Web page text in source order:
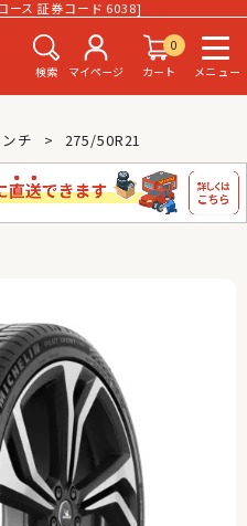
ース 証券コード 6038]
検索 マイページ
0
カート
メニュー
チ 275/50R21